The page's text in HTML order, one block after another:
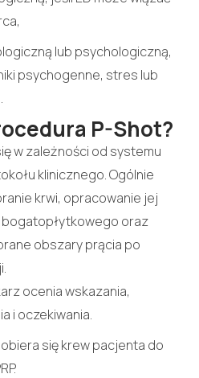
lub psychologiczną,
psychogenne, stres lub
P-Shot?
w zależności od systemu
klinicznego. Ogólnie
krwi, opracowanie jej
oraz
obszary prącia po
ocenia wskazania,
i oczekiwania.
się krew pacjenta do